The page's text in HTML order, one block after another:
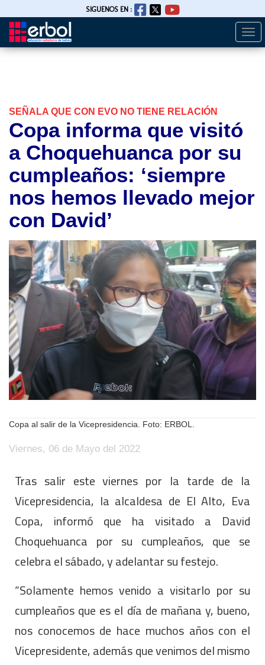
Pasar
SIGUENOS EN :
SEÑALA QUE CON EVO NO TIENE RELACIÓN
Copa informa que visitó
a Choquehuanca por su
cumpleaños: ‘siempre
nos hemos llevado mejor
con David’
Copa al salir de la Vicepresidencia. Foto: ERBOL.
Viernes, 06 de Mayo del 2022
Tras salir este viernes por la tarde de la
Vicepresidencia, la alcaldesa de El Alto, Eva
Copa, informó que ha visitado a David
Choquehuanca por su cumpleaños, que se
celebra el sábado, y adelantar su festejo.
“Solamente hemos venido a visitarlo por su
cumpleaños que es el día de mañana y, bueno,
nos conocemos de hace muchos años con el
Vicepresidente, además que venimos del mismo